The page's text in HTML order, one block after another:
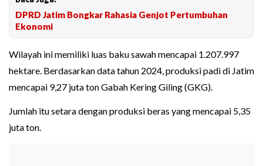
DPRD Jatim Bongkar Rahasia Genjot Pertumbuhan
Ekonomi
Wilayah ini memiliki luas baku sawah mencapai 1.207.997
hektare. Berdasarkan data tahun 2024, produksi padi di Jatim
mencapai 9,27 juta ton Gabah Kering Giling (GKG).
Jumlah itu setara dengan produksi beras yang mencapai 5,35
juta ton.